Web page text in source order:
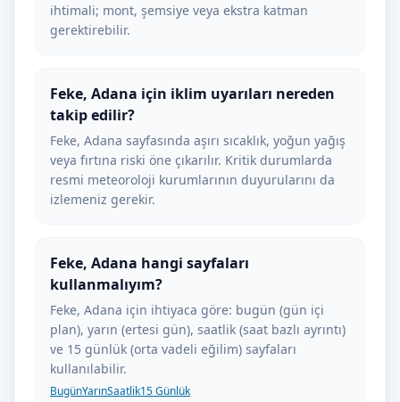
ihtimali; mont, şemsiye veya ekstra katman
gerektirebilir.
Feke, Adana için iklim uyarıları nereden
takip edilir?
Feke, Adana sayfasında aşırı sıcaklık, yoğun yağış
veya fırtına riski öne çıkarılır. Kritik durumlarda
resmi meteoroloji kurumlarının duyurularını da
izlemeniz gerekir.
Feke, Adana hangi sayfaları
kullanmalıyım?
Feke, Adana için ihtiyaca göre: bugün (gün içi
plan), yarın (ertesi gün), saatlik (saat bazlı ayrıntı)
ve 15 günlük (orta vadeli eğilim) sayfaları
kullanılabilir.
BugünYarınSaatlik15 Günlük